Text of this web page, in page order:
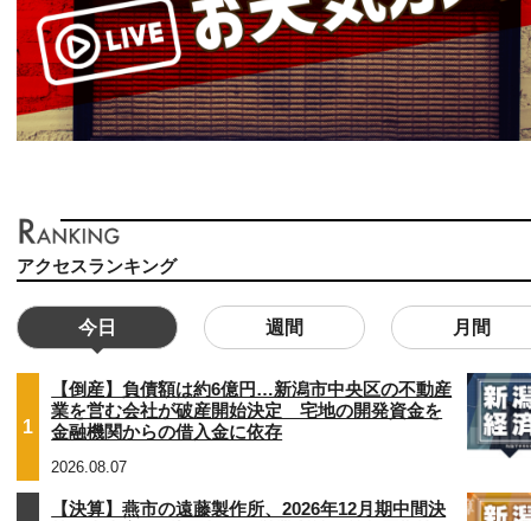
アクセスランキング
今日 週間 月間
1
【倒産】負債額は約6億円…新潟市中央区の不動産
業を営む会社が破産開始決定 宅地の開発資金を
金融機関からの借入金に依存
2026.08.07
【決算】燕市の遠藤製作所、2026年12月期中間決